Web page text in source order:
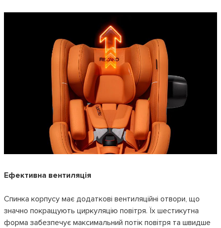
Ефективна вентиляція
Спинка корпусу має додаткові вентиляційні отвори, що
значно покращують циркуляцію повітря. Їх шестикутна
форма забезпечує максимальний потік повітря та швидше